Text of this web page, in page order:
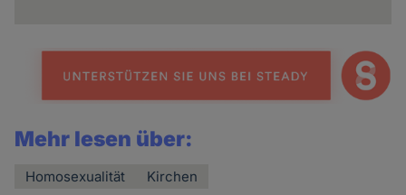
Mehr lesen über:
Homosexualität Kirchen